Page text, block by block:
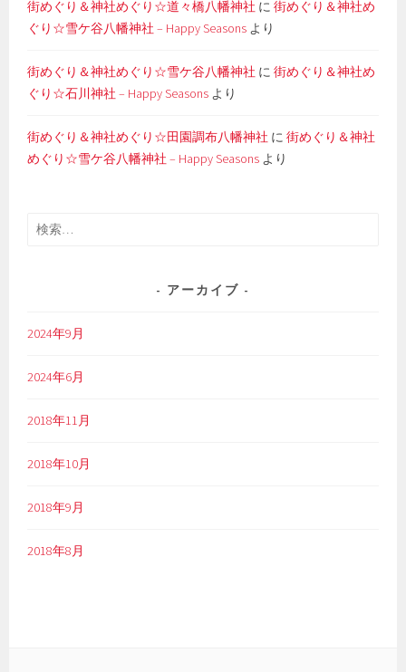
街めぐり＆神社めぐり☆道々橋八幡神社 に街めぐり＆神社め
ぐり☆雪ケ谷八幡神社 – Happy Seasons より
街めぐり＆神社めぐり☆雪ケ谷八幡神社 に街めぐり＆神社め
ぐり☆石川神社 – Happy Seasons より
街めぐり＆神社めぐり☆田園調布八幡神社 に街めぐり＆神社
めぐり☆雪ケ谷八幡神社 – Happy Seasons より
検
アーカイブ
2024年9月
2024年6月
2018年11月
2018年10月
2018年9月
2018年8月